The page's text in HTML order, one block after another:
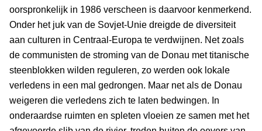
oorspronkelijk in 1986 verscheen is daarvoor kenmerkend.
Onder het juk van de Sovjet-Unie dreigde de diversiteit
aan culturen in Centraal-Europa te verdwijnen. Net zoals
de communisten de stroming van de Donau met titanische
steenblokken wilden reguleren, zo werden ook lokale
verledens in een mal gedrongen. Maar net als de Donau
weigeren die verledens zich te laten bedwingen. In
onderaardse ruimten en spleten vloeien ze samen met het